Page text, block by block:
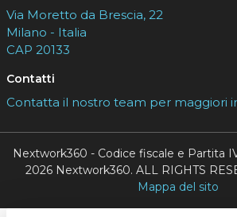
Via Moretto da Brescia, 22
Milano - Italia
CAP 20133
Contatti
Contatta il nostro team per maggiori
Nextwork360 - Codice fiscale e Partita
2026 Nextwork360. ALL RIGHTS
Mappa del sito